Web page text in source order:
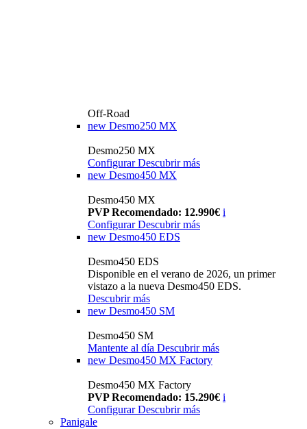
Off-Road
new Desmo250 MX
Desmo250 MX
Configurar Descubrir más
new Desmo450 MX
Desmo450 MX
PVP Recomendado: 12.990€ i
Configurar Descubrir más
new Desmo450 EDS
Desmo450 EDS
Disponible en el verano de 2026, un primer
vistazo a la nueva Desmo450 EDS.
Descubrir más
new Desmo450 SM
Desmo450 SM
Mantente al día Descubrir más
new Desmo450 MX Factory
Desmo450 MX Factory
PVP Recomendado: 15.290€ i
Configurar Descubrir más
Panigale